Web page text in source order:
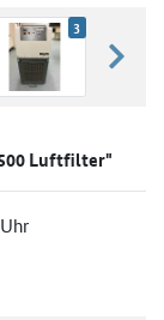
3
Luftfilter"